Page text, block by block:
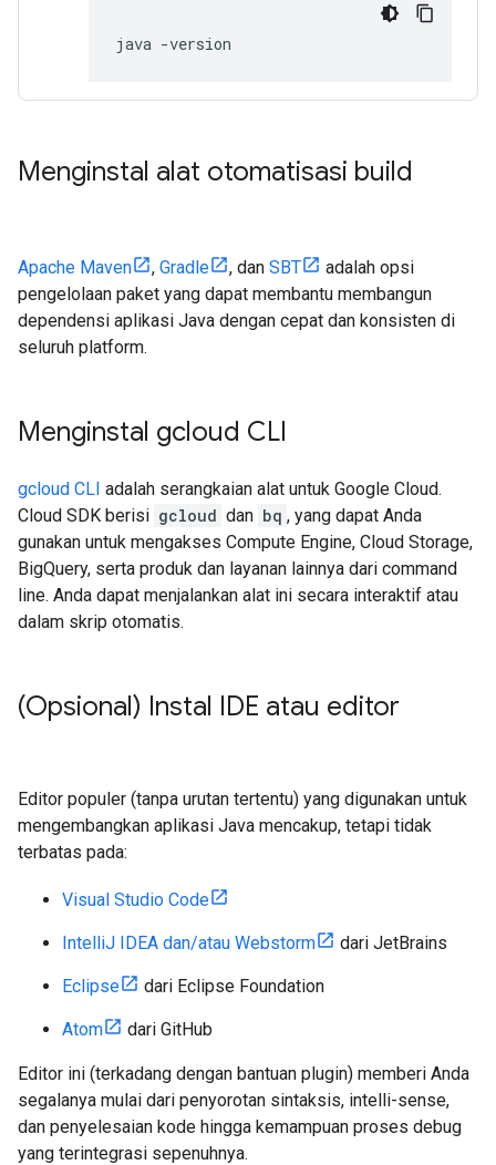
java -version
Menginstal alat otomatisasi build
Apache Maven , Gradle , dan SBT
adalah opsi
pengelolaan paket yang dapat membantu membangun
dependensi aplikasi Java dengan cepat dan konsisten di
seluruh platform.
Menginstal gcloud CLI
gcloud CLI adalah serangkaian alat untuk Google Cloud.
Cloud SDK berisi gcloud dan bq , yang dapat Anda
gunakan untuk mengakses Compute Engine, Cloud Storage,
BigQuery, serta produk dan layanan lainnya dari command
line. Anda dapat menjalankan alat ini secara interaktif atau
dalam skrip otomatis.
(Opsional) Instal IDE atau editor
Editor populer (tanpa urutan tertentu) yang digunakan untuk
mengembangkan aplikasi Java mencakup, tetapi tidak
terbatas pada:
Visual Studio Code
IntelliJ IDEA dan/atau Webstorm dari JetBrains
Eclipse dari Eclipse Foundation
Atom dari GitHub
Editor ini (terkadang dengan bantuan plugin) memberi Anda
segalanya mulai dari penyorotan sintaksis, intelli-sense,
dan penyelesaian kode hingga kemampuan proses debug
yang terintegrasi sepenuhnya.